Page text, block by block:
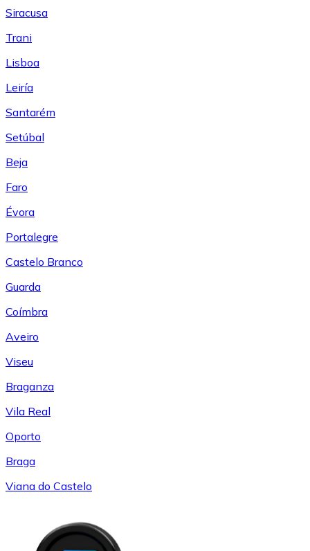
Siracusa
Trani
Lisboa
Leiría
Santarém
Setúbal
Beja
Faro
Évora
Portalegre
Castelo Branco
Guarda
Coímbra
Aveiro
Viseu
Braganza
Vila Real
Oporto
Braga
Viana do Castelo